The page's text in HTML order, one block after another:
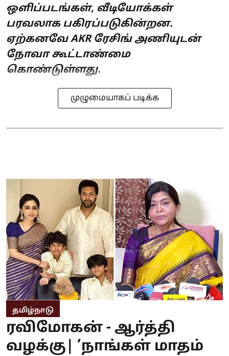
ஒளிப்படங்கள், வீடியோக்கள்
பரவலாக பகிரப்படுகின்றன.
ஏற்கனவே AKR ரேசிங் அணியுடன்
நோவா கூட்டாண்மை
கொண்டுள்ளது.
முழுமையாகப் படிக்க
தமிழ்நாடு
ரவிமோகன் - ஆர்த்தி
வழக்கு| ’நாங்கள் மாதம்